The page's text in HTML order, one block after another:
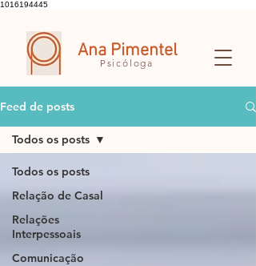
1016194445
Ana Pimentel
Psicóloga
Feed de posts
Todos os posts
Relação de Casal
Relações
Interpessoais
Comunicação
Todos os posts